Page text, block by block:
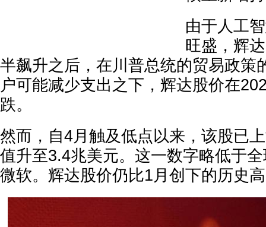
由于人工
旺盛，辉
半飙升之后，在川普总统的贸易政策
户可能减少支出之下，辉达股价在
跌。
然而，自4月触及低点以来，该股已
值升至3.4兆美元。这一数字略低于
微软。辉达股价仍比1月创下的历史